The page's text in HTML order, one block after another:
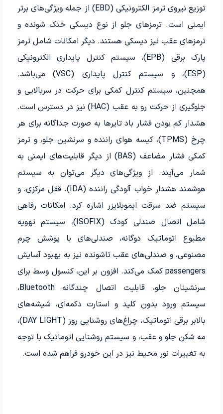
توزیع نیروی ترمز الکترونیکی (EBD) از جمله ویژگی‌های برتر
ایمنی است. ترمزهای جلو از نوع دیسکی خنک شونده و
ترمزهای عقب نیز دیسکی هستند. دیگر امکانات شامل ترمز
پارک برقی (EPB)، سیستم کنترل پایداری الکترونیکی
(ESP)، و سیستم کنترل پایداری (VSC) می‌باشد.
همچنین، سیستم کنترل کمکی برای حرکت در سربالایی و
جلوگیری از حرکت رو به عقب (HAC) نیز در دسترس است.
هشدار کم بودن فشار باد تایرها به صورت جداگانه برای هر
چرخ (TPMS)، کیسه هوای راننده و سرنشین جلو، و ترمز
کمکی فشار مضاعف (BAS) از دیگر قابلیت‌های ایمنی به
شمار می‌آیند. از ویژگی‌های دیگر می‌توان به سیستم
هوشمند هشدار خواب آلودگی راننده (IDA)، قفل مرکزی، و
سیستم ضد سرقت ایموبلایزر اشاره کرد. امکانات رفاهی
شامل اتصال صندلی کودک (ISOFIX)، سیستم تهویه
مطبوع اتوماتیک دوگانه، صندلی‌های با پوشش چرم
مصنوعی، و صندلی‌های عقب تاشونده نیز به بهبود آسایش
passengers کمک می‌کند. افزون بر این، کنسول وسط برای
سرنشینان جلو، قابلیت اتصال چندگانه Bluetooth،
سیستم ورود بدون کلید و استارت دکمه‌ای، شیشه‌های
بالابر برقی اتوماتیک، چراغ‌های روشنایی روز (DAY LIGHT)،
مه شکن جلو و عقب، و سیستم روشنایی اتوماتیک با توجه
به تغییرات نور محیط نیز در این خودرو فراهم شده است.